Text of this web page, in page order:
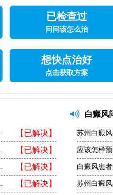
已检查过
问问该怎么治
想快点治好
点击获取方案
【已解决】
【已解决】
【已解决】
【已解决】
白癜风
苏州白癜
应该怎样
白癜风患
苏州白癜